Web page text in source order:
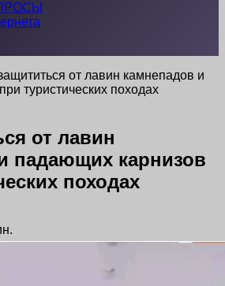
от лавин камнепадов и
туристических походах
от лавин
падающих карнизов
походах